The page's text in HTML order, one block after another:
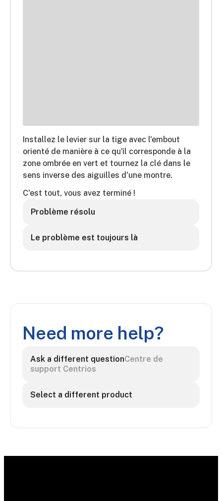
Installez le levier sur la tige avec l'embout
orienté de manière à ce qu'il corresponde à la
zone ombrée en vert et tournez la clé dans le
sens inverse des aiguilles d'une montre.
C'est tout, vous avez terminé !
Problème résolu
Le problème est toujours là
Need more help?
Ask a different questionCentre de
support Centrios
Select a different product